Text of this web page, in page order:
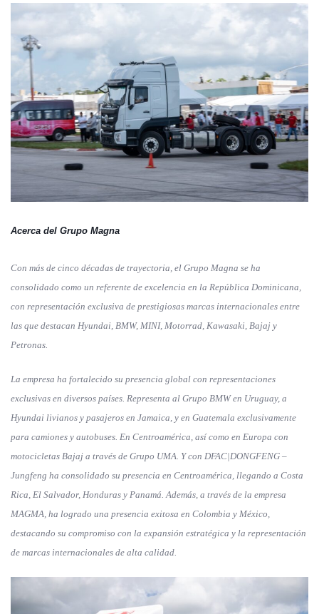
Acerca del Grupo Magna
Con más de cinco décadas de trayectoria, el Grupo Magna se ha
consolidado como un referente de excelencia en la República Dominicana,
con representación exclusiva de prestigiosas marcas internacionales entre
las que destacan Hyundai, BMW, MINI, Motorrad, Kawasaki, Bajaj y
Petronas.
La empresa ha fortalecido su presencia global con representaciones
exclusivas en diversos países. Representa al Grupo BMW en Uruguay, a
Hyundai livianos y pasajeros en Jamaica, y en Guatemala exclusivamente
para camiones y autobuses. En Centroamérica, así como en Europa con
motocicletas Bajaj a través de Grupo UMA. Y con DFAC|DONGFENG –
Jungfeng ha consolidado su presencia en Centroamérica, llegando a Costa
Rica, El Salvador, Honduras y Panamá. Además, a través de la empresa
MAGMA, ha logrado una presencia exitosa en Colombia y México,
destacando su compromiso con la expansión estratégica y la representación
de marcas internacionales de alta calidad.